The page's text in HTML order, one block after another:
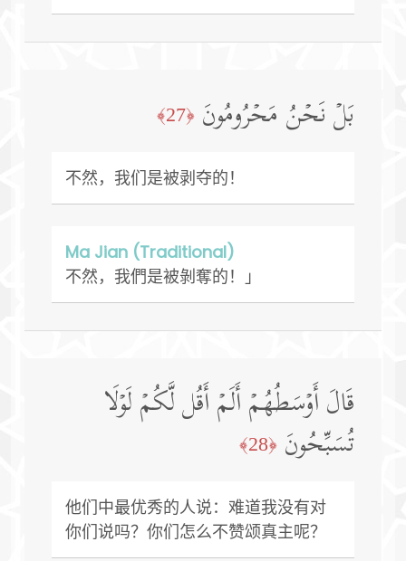
بَلۡ نَحۡنُ مَحۡرُومُونَ ﴿27﴾
不然，我们是被剥夺的！
Ma Jian (Traditional)
不然，我們是被剝奪的！」
قَالَ أَوۡسَطُهُمۡ أَلَمۡ أَقُل لَّكُمۡ لَوۡلَا
تُسَبِّحُونَ ﴿28﴾
他们中最优秀的人说：难道我没有对
你们说吗？你们怎么不赞颂真主呢？